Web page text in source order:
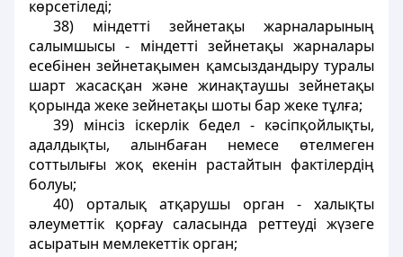
көрсетiледi;
38) мiндеттi зейнетақы жарналарының
салымшысы - мiндеттi зейнетақы жарналары
есебiнен зейнетақымен қамсыздандыру туралы
шарт жасасқан және жинақтаушы зейнетақы
қорында жеке зейнетақы шоты бар жеке тұлға;
39) мiнсiз iскерлiк бедел - кәсiпқойлықты,
адалдықты, алынбаған немесе өтелмеген
соттылығы жоқ екенiн растайтын фактiлердiң
болуы;
40) орталық атқарушы орган - халықты
әлеуметтiк қорғау саласында реттеудi жүзеге
асыратын мемлекеттiк орган;